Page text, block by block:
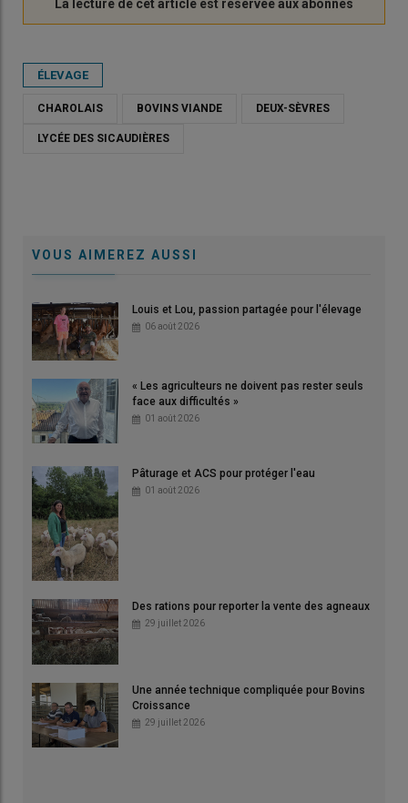
ÉLEVAGE
CHAROLAIS BOVINS VIANDE DEUX-SÈVRES
LYCÉE DES SICAUDIÈRES
VOUS AIMEREZ AUSSI
Louis et Lou, passion partagée pour l'élevage
06 août 2026
« Les agriculteurs ne doivent pas rester seuls
face aux difficultés »
01 août 2026
Pâturage et ACS pour protéger l'eau
01 août 2026
Des rations pour reporter la vente des agneaux
29 juillet 2026
Une année technique compliquée pour Bovins
Croissance
29 juillet 2026